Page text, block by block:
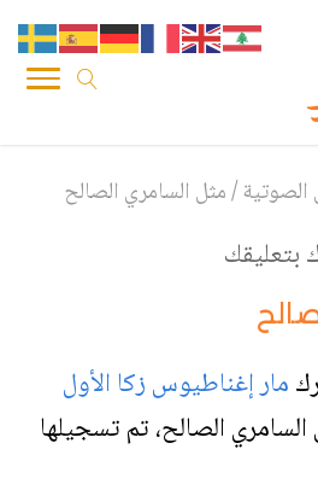
/مثل السامري الصالح
بتعليقك
مار إغناطيوس زكا الأول
السامري الصالح، تم تسجيلها